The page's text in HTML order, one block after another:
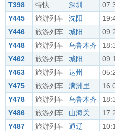
T398
特快 深圳
Y445
旅游列车 沈阳
Y446
旅游列车 城阳
Y448
旅游列车 乌鲁木齐
Y462
旅游列车 城阳
Y463
旅游列车 达州
Y475
旅游列车 满洲里
Y478
旅游列车 乌鲁木齐
Y486
旅游列车 山海关
Y487
旅游列车 通辽